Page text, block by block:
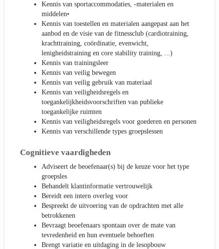
Kennis van sportaccommodaties, -materialen en
middelen•
Kennis van toestellen en materialen aangepast aan het
aanbod en de visie van de fitnessclub (cardiotraining,
krachttraining, coördinatie, evenwicht,
lenigheidstraining en core stability training, ...)
Kennis van trainingsleer
Kennis van veilig bewegen
Kennis van veilig gebruik van materiaal
Kennis van veiligheidsregels en
toegankelijkheidsvoorschriften van publieke
toegankelijke ruimten
Kennis van veiligheidsregels voor goederen en personen
Kennis van verschillende types groepslessen
Cognitieve vaardigheden
Adviseert de beoefenaar(s) bij de keuze voor het type
groepsles
Behandelt klantinformatie vertrouwelijk
Bereidt een intern overleg voor
Bespreekt de uitvoering van de opdrachten met alle
betrokkenen
Bevraagt beoefenaars spontaan over de mate van
tevredenheid en hun eventuele behoeften
Brengt variatie en uitdaging in de lesopbouw